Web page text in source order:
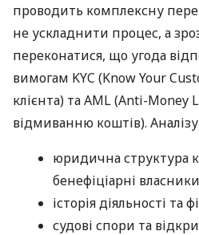
проводить комплексну
не ускладнити процес, а
переконатися, що угода
вимогам KYC (Know Your
клієнта) та AML (Anti-
відмиванню коштів).
юридична структура
бенефіціарні
історія діяльності та
судові спори та